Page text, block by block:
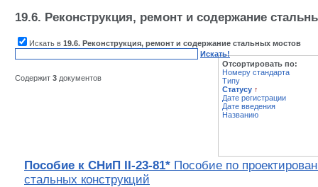
19.6. Реконструкция, ремонт и содержание
Искать в 19.6. Реконструкция, ремонт и содержание стальных мостов
Искать!
Содержит 3 документов
Отсортировать по:
Номеру стандарта
Типу
Статусу ↑
Дате регистрации
Дате введения
Названию
Пособие к СНиП II-23-81* Пособие по
стальных конструкций